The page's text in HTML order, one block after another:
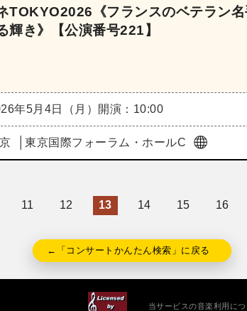
TOKYO2026《フランスのベテラン
輝き》【公演番号221】
年5月4日（月） 開演：10:00
東京国際フォーラム・ホールC
11 12 13 14 15 16
←「コンサートかんたん検索」に戻る
当サービスの音楽利用に